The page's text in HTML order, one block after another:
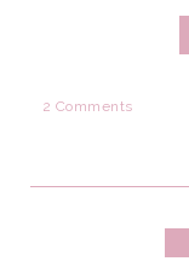
2 Comments